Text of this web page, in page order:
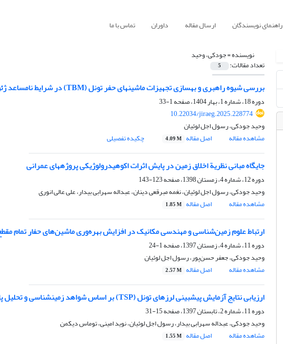
راهنمای نویسندگان ارسال مقاله داوران تماس با ما
نویسنده =جودکی، وحید
تعداد مقالات: 5
بررسی شیوه راهبری و بهسازی تجهیزات ماشین‎های حفر تونل (TBM) در شرایط نامساعد ژئوتکنیکی، مطالعه موردی: پروژه آزاد
دوره 18، شماره 1، بهار 1404، صفحه
1-33
10.22034/jiraeg.2025.228774
وحید جودکی، رسول اجل لوئیان
مشاهده مقاله
اصل مقاله 4.09 M چکیده تفصیلی
جایگاه مبانی نظریة اخلاق زمین در پایش اثرات اکوهیدرولوژیکی پروژه‎های عمرانی
دوره 12، شماره 4، زمستان 1398، صفحه
123-143
وحید جودکی، رسول اجل لوئیان، نغمه مبرقعی دینان، عبداله سهرابی بیدار، علی عالی انوری
مشاهده مقاله
اصل مقاله 1.85 M
ارتباط علوم زمین‌شناسی و مهندسی مکانیک در افزایش بهره‌وری ماشین‌های حفار تمام
دوره 11، شماره 4، زمستان 1397، صفحه
1-24
وحید جودکی، جعفر حسن‌پور، رسول اجل لوئیان
مشاهده مقاله
اصل مقاله 2.57 M
ارزیابی نتایج آزمایش پیش‎بینی‎ لرزه‎ای تونل (TSP) بر اساس شواهد زمین‎شناسی و تحلیل پارامترهای عملیاتی دستگاهِ EPB Hard Rock
دوره 11، شماره 2، تابستان 1397، صفحه
15-31
وحید جودکی، عبداله سهرابی بیدار، رسول اجل لوئیان، نوید امینی، توماس دیکمن
مشاهده مقاله
اصل مقاله 1.55 M